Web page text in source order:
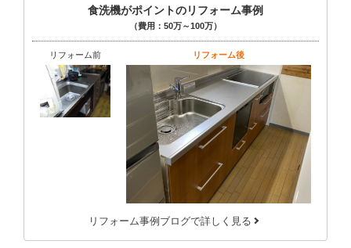
食洗機がポイントのリフォーム事例
（費用：50万～100万）
リフォーム前 リフォーム後
リフォーム事例ブログで詳しく見る